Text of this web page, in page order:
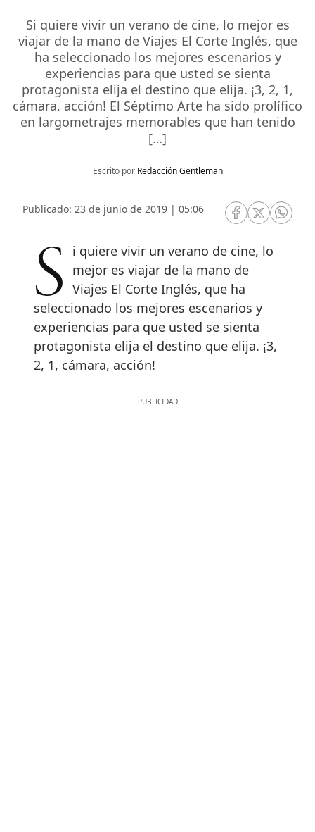
Si quiere vivir un verano de cine, lo mejor es
viajar de la mano de Viajes El Corte Inglés, que
ha seleccionado los mejores escenarios y
experiencias para que usted se sienta
protagonista elija el destino que elija. ¡3, 2, 1,
cámara, acción! El Séptimo Arte ha sido prolífico
en largometrajes memorables que han tenido
[…]
Escrito por Redacción Gentleman
Publicado: 23 de junio de 2019 | 05:06
RRSS Facebook
RRSSRRSS
Si quiere vivir un verano de cine, lo
mejor es viajar de la mano de
Viajes El Corte Inglés, que ha
seleccionado los mejores escenarios y
experiencias para que usted se sienta
protagonista elija el destino que elija. ¡3,
2, 1, cámara, acción!